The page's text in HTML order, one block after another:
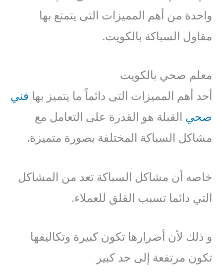
واحدة من أهم المميزات التى يتمتع بها
مقاول السباكة بالكويت.
معلم صحي بالكويت
أحد أهم المميزات التى دائماً ما يتميز بها فني
صحي القبلة هو القدرة على التعامل مع
مشاكل السباكة المختلفة بصورة متميزة.
خاصه أن مشاكل السباكة تعد من المشاكل
التي دائما تسبب القلق للعملاء.
و ذلك لأن أضرارها تكون كبيرة وتكاليفها
تكون مرتفعة إلى حد كبير